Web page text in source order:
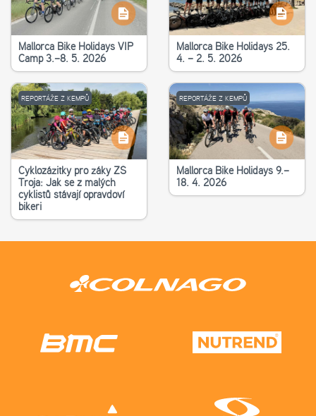
Mallorca Bike Holidays VIP
Camp 3.–8. 5. 2026
Mallorca Bike Holidays 25.
4. – 2. 5. 2026
REPORTÁŽE Z KEMPŮ
Cyklozážitky pro žáky ZŠ
Troja: Jak se z malých
cyklistů stávají opravdoví
bikeři
REPORTÁŽE Z KEMPŮ
Mallorca Bike Holidays 9.–
18. 4. 2026